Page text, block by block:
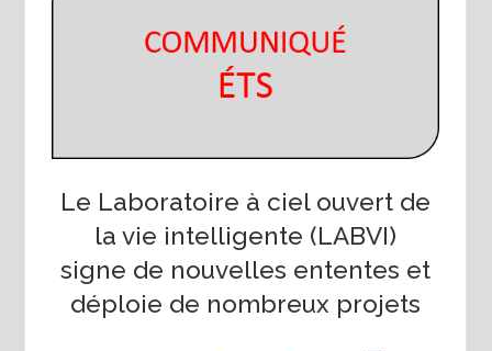
Le Laboratoire à ciel ouvert de
la vie intelligente (LABVI)
signe de nouvelles ententes et
déploie de nombreux projets